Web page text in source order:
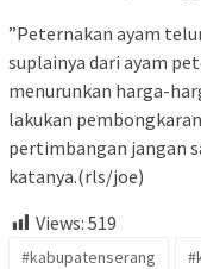
”Peternakan ayam
suplainya dari ayam
menurunkan harga-
lakukan
pertimbangan jangan
katanya.(rls/joe)
Views: 519
#kabupatenserang